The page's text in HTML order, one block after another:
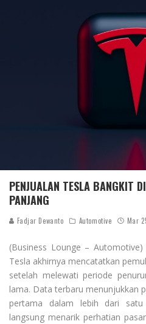
PENJUALAN TESLA BANGKIT
PANJANG
Fadjar Dewanto Automotive Mar
(Business Lounge –
Tesla akhirnya mencatatkan
setelah melewati periode
lama. Data terbaru menunjukkan
pertama dalam lebih dari
langsung menarik perhatian